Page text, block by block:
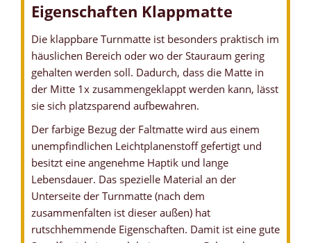
Eigenschaften Klappmatte
Die klappbare Turnmatte ist besonders praktisch im
häuslichen Bereich oder wo der Stauraum gering
gehalten werden soll. Dadurch, dass die Matte in
der Mitte 1x zusammengeklappt werden kann, lässt
sie sich platzsparend aufbewahren.
Der farbige Bezug der Faltmatte wird aus einem
unempfindlichen Leichtplanenstoff gefertigt und
besitzt eine angenehme Haptik und lange
Lebensdauer. Das spezielle Material an der
Unterseite der Turnmatte (nach dem
zusammenfalten ist dieser außen) hat
rutschhemmende Eigenschaften. Damit ist eine gute